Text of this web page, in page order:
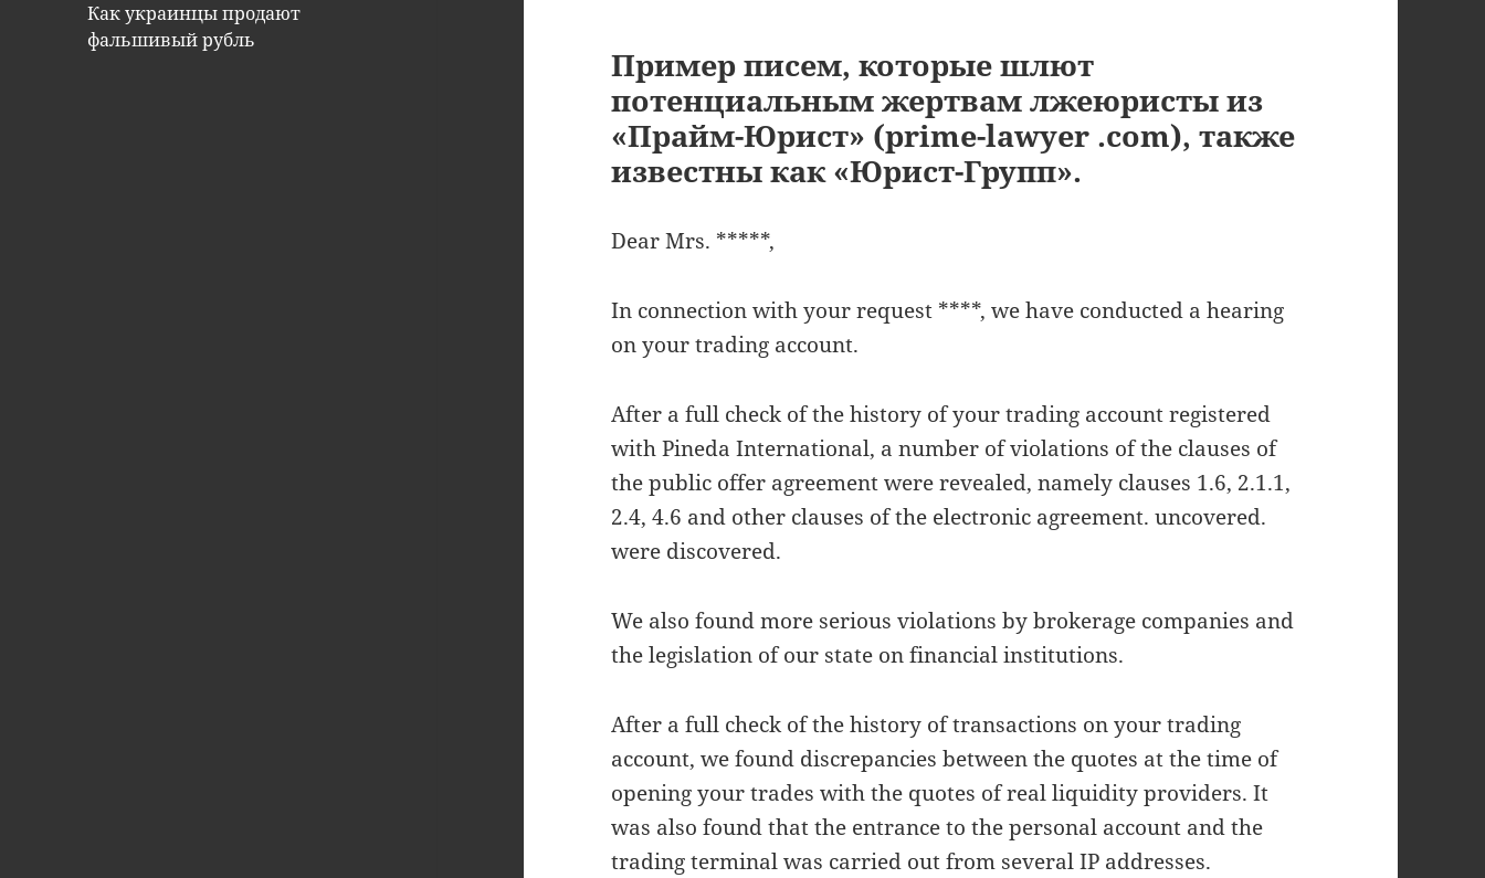
Как украинцы продают
фальшивый рубль
Пример писем, которые шлют
потенциальным жертвам лжеюристы из
«Прайм-Юрист» (prime-lawyer .com), также
известны как «Юрист-Групп».
Dear Mrs. *****,
In connection with your request ****, we have conducted a hearing
on your trading account.
After a full check of the history of your trading account registered
with Pineda International, a number of violations of the clauses of
the public offer agreement were revealed, namely clauses 1.6, 2.1.1,
2.4, 4.6 and other clauses of the electronic agreement. uncovered.
were discovered.
We also found more serious violations by brokerage companies and
the legislation of our state on financial institutions.
After a full check of the history of transactions on your trading
account, we found discrepancies between the quotes at the time of
opening your trades with the quotes of real liquidity providers. It
was also found that the entrance to the personal account and the
trading terminal was carried out from several IP addresses.